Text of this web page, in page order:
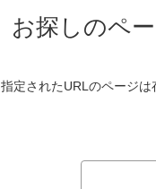
お探しのペ
指定されたURLのページは